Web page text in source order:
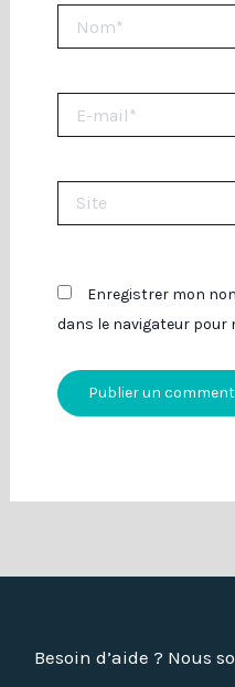
mail*
Enregistrer mon
dans le navigateur
Besoin d’aide ? Nous